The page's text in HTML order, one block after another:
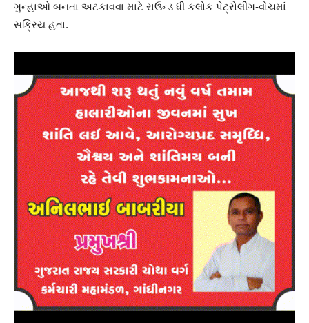
ગુન્હાઓ બનતા અટકાવવા માટે રાઉન્ડ ધી કલોક પેટ્રોલીંગ-વોચમાં
સક્રિય હતા.